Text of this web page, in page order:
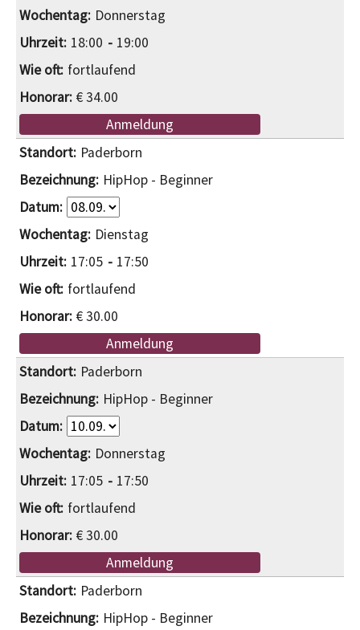
Donnerstag
18:00
19:00
fortlaufend
€ 34.00
Anmeldung
Paderborn
HipHop - Beginner
Dienstag
17:05
17:50
fortlaufend
€ 30.00
Anmeldung
Paderborn
HipHop - Beginner
Donnerstag
17:05
17:50
fortlaufend
€ 30.00
Anmeldung
Paderborn
HipHop - Beginner